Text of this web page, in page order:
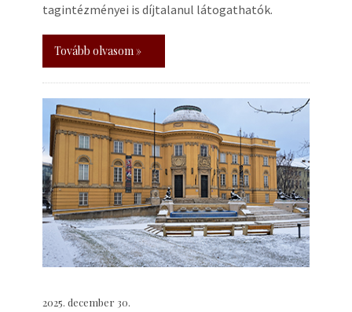
tagintézményei is díjtalanul látogathatók.
Tovább olvasom »
2025. december 30.